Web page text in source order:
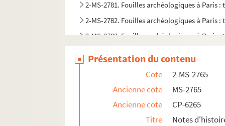
2-MS-2781. Fouilles archéologiques à Paris :
2-MS-2782. Fouilles archéologiques à Paris :
2-MS-2783. Fouilles archéologiques à Paris
Présentation du contenu
Cote
2-MS-2765
Ancienne cote
MS-2765
Ancienne cote
CP-6265
Titre
Notes